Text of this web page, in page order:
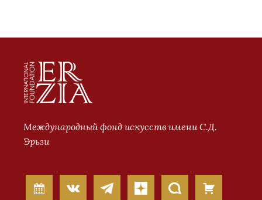
Международный фонд искусств имени С.Д.
Эрьзи